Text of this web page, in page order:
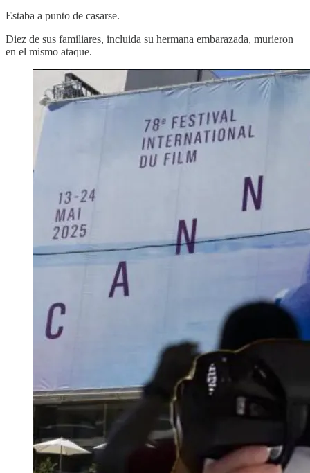
Estaba a punto de casarse.
Diez de sus familiares, incluida su hermana embarazada, murieron
en el mismo ataque.